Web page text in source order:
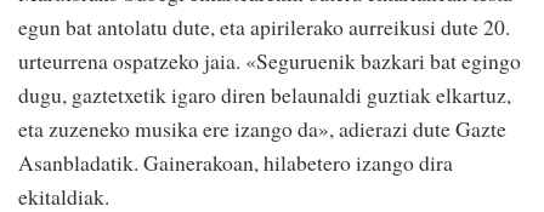
egun bat antolatu dute, eta apirilerako aurreikusi dute 20.
urteurrena ospatzeko jaia. «Seguruenik bazkari bat egingo
dugu, gaztetxetik igaro diren belaunaldi guztiak elkartuz,
eta zuzeneko musika ere izango da», adierazi dute Gazte
Asanbladatik. Gainerakoan, hilabetero izango dira
ekitaldiak.